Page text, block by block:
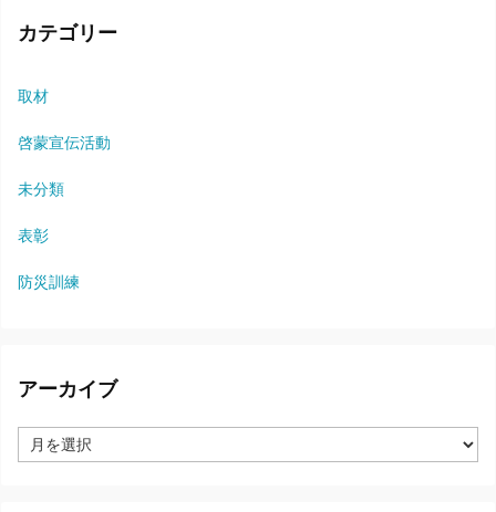
カテゴリー
取材
啓蒙宣伝活動
未分類
表彰
防災訓練
アーカイブ
ー